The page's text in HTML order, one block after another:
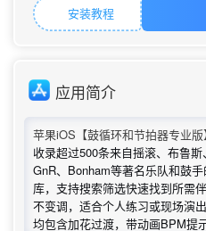
安装教程
应用简介
苹果iOS【鼓循环和节拍器专业版
收录超过500条来自摇滚、布鲁
GnR、Bonham等著名乐队和鼓
库，支持搜索筛选快速找到所需
不变调，适合个人练习或现场演
均包含加花过渡，带动画BPM提